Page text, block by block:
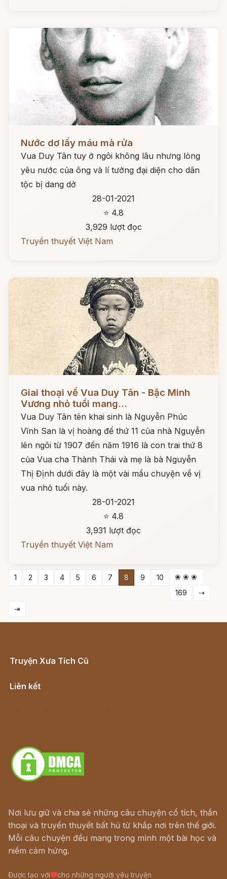
Nước dơ lấy máu mà rửa
Vua Duy Tân tuy ở ngôi không lâu nhưng lòng
yêu nước của ông và lí tưởng đại diện cho dân
tộc bị dang dở
28-01-2021
⭐ 4.8
3,929 lượt đọc
Truyền thuyết Việt Nam
Giai thoại về Vua Duy Tân - Bậc Minh
Vương nhỏ tuổi mang...
Vua Duy Tân tên khai sinh là Nguyễn Phúc
Vĩnh San là vị hoàng đế thứ 11 của nhà Nguyễn
lên ngôi từ 1907 đến năm 1916 là con trai thứ 8
của Vua cha Thành Thái và mẹ là bà Nguyễn
Thị Định dưới đây là một vài mẩu chuyện về vị
vua nhỏ tuổi này.
28-01-2021
⭐ 4.8
3,931 lượt đọc
Truyền thuyết Việt Nam
1 2 3 4 5 6 7 8 9 10
❀ ❀ ❀
169
⇢
⇥
Truyện Xưa Tích Cũ
Liên kết
Nơi lưu giữ và chia sẻ những câu chuyện cổ tích, thần
thoại và truyền thuyết bất hủ từ khắp nơi trên thế giới.
Mỗi câu chuyện đều mang trong mình một bài học và
niềm cảm hứng.
Được tạo với cho những người yêu truyện